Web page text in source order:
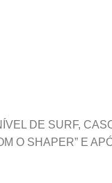
DE SURF,
O SHAPER” E